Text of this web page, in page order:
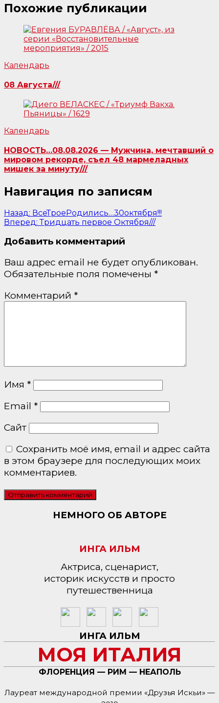
Похожие публикации
Календарь
08 Августа///
Календарь
НОВОСТЬ…08.08.2026 — Мужчина, мечтавший о
мировом рекорде, съел 48 мармеладных
мишек за минуту///
Навигация по записям
Назад: ВсеТроеРодились…30октября!!!
Вперед: Тридцать первое Октября///
Добавить комментарий
Ваш адрес email не будет опубликован.
Обязательные поля помечены *
Комментарий *
Имя *
Email *
Сайт
Сохранить моё имя, email и адрес сайта
в этом браузере для последующих моих
комментариев.
НЕМНОГО ОБ АВТОРЕ
ИНГА ИЛЬМ
Актриса, сценарист,
историк искусств и просто
путешественница
ИНГА ИЛЬМ
МОЯ ИТАЛИЯ
ФЛОРЕНЦИЯ — РИМ — НЕАПОЛЬ
Лауреат международной премии «Друзья Искьи» —